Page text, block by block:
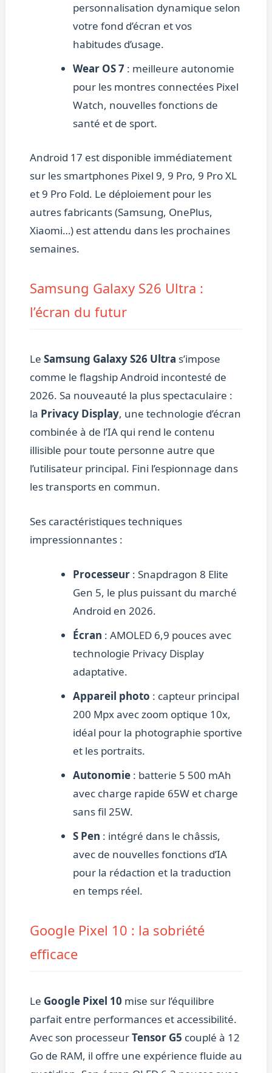
personnalisation dynamique selon
votre fond d’écran et vos
habitudes d’usage.
Wear OS 7: meilleure autonomie
pour les montres connectées Pixel
Watch, nouvelles fonctions de
santé et de sport.
Android 17 est disponible immédiatement
sur les smartphones Pixel 9, 9 Pro, 9 Pro XL
et 9 Pro Fold. Le déploiement pour les
autres fabricants (Samsung, OnePlus,
Xiaomi…) est attendu dans les prochaines
semaines.
Samsung Galaxy S26 Ultra :
l’écran du futur
Le Samsung Galaxy S26 Ultra s’impose
comme le flagship Android incontesté de
2026. Sa nouveauté la plus spectaculaire :
la Privacy Display, une technologie d’écran
combinée à de l’IA qui rend le contenu
illisible pour toute personne autre que
l’utilisateur principal. Fini l’espionnage dans
les transports en commun.
Ses caractéristiques techniques
impressionnantes :
Processeur: Snapdragon 8 Elite
Gen 5, le plus puissant du marché
Android en 2026.
Écran : AMOLED 6,9 pouces avec
technologie Privacy Display
adaptative.
Appareil photo : capteur principal
200 Mpx avec zoom optique 10x,
idéal pour la photographie sportive
et les portraits.
Autonomie: batterie 5 500 mAh
avec charge rapide 65W et charge
sans fil 25W.
S Pen : intégré dans le châssis,
avec de nouvelles fonctions d’IA
pour la rédaction et la traduction
en temps réel.
Google Pixel 10 : la sobriété
efficace
Le Google Pixel 10 mise sur l’équilibre
parfait entre performances et accessibilité.
Avec son processeurTensor G5 couplé à 12
Go de RAM, il offre une expérience fluide au